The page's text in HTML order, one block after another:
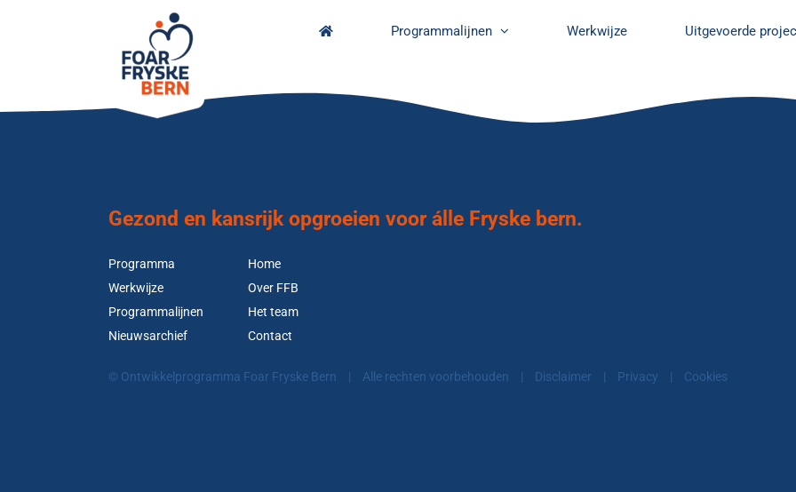
Programmalijnen Werkwijze Uitgevoerde
Gezond en kansrijk opgroeien voor álle Fryske bern.
Programma
Werkwijze
Programmalijnen
Nieuwsarchief
Home
Over FFB
Het team
Contact
© Ontwikkelprogramma Foar Fryske Bern | Alle rechten voorbehouden | Disclaimer | Privacy | Cookies